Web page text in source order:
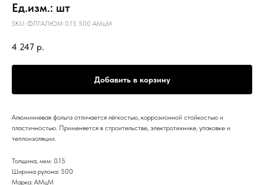
Ед.изм.: шт
SKU: ФЛГАЛЮМ 0.15 500 АМцМ
4 247 р.
Добавить в корзину
Алюминиевая фольга отличается лёгкостью, коррозионной стойкостью и
пластичностью. Применяется в строительстве, электротехнике, упаковке и
теплоизоляции.
Толщина, мкм: 0.15
Ширина рулона: 500
Марка: АМцМ